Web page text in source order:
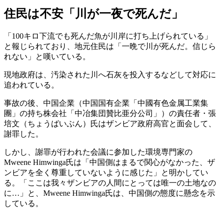
住民は不安「川が一夜で死んだ」
「100キロ下流でも死んだ魚が川岸に打ち上げられている」
と報じられており、地元住民は「一晩で川が死んだ。信じら
れない」と嘆いている。
現地政府は、汚染された川へ石灰を投入するなどして対応に
追われている。
事故の後、中国企業（中国国有企業「中國有色金属工業集
團」の持ち株会社「中冶集団贊比亜分公司」）の責任者・張
培文（ちょうばいぶん）氏はザンビア政府高官と面会して、
謝罪した。
しかし、謝罪が行われた会議に参加した環境専門家の
Mweene Himwinga氏は「中国側はまるで関心がなかった、ザ
ンビアを全く尊重していないように感じた」と明かしてい
る。「ここは我々ザンビアの人間にとっては唯一の土地なの
に…」と、Mweene Himwinga氏は、中国側の態度に懸念を示
している。